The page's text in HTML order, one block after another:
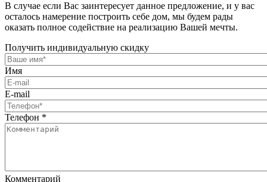
В случае если Вас заинтересует данное предложение, и у вас
осталось намерение построить себе дом, мы будем рады
оказать полное содействие на реализацию Вашей мечты.
Получить индивидуальную скидку
Имя
E-mail
Телефон *
Комментарий